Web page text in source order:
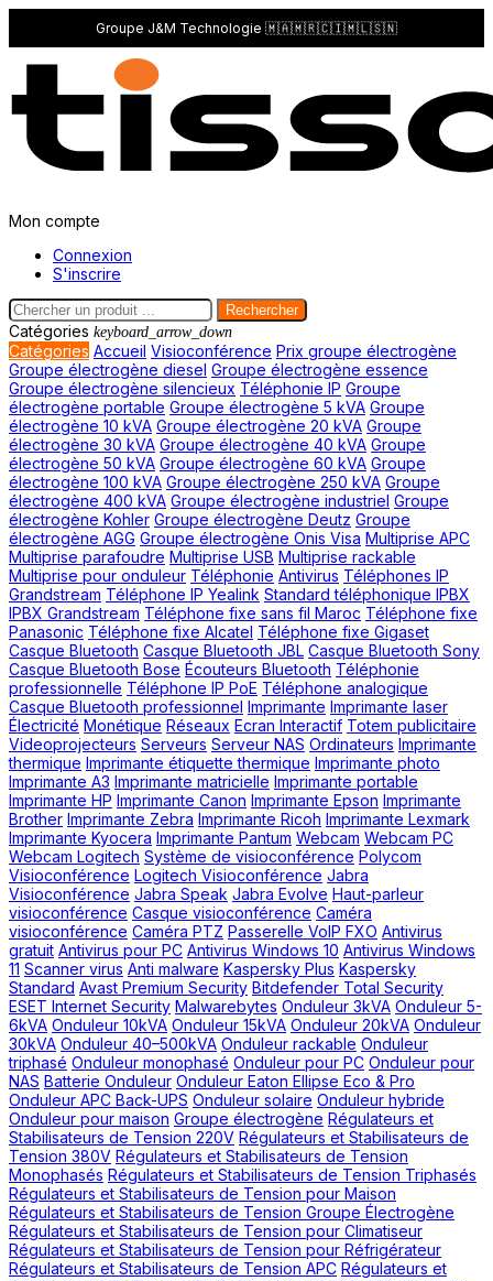
Groupe J&M Technologie 🇲🇦🇲🇷🇨🇮🇲🇱🇸🇳
Mon compte
Connexion
S'inscrire
Rechercher
Catégories keyboard_arrow_down
Catégories Accueil Visioconférence Prix groupe électrogène
Groupe électrogène diesel Groupe électrogène essence
Groupe électrogène silencieux Téléphonie IP Groupe
électrogène portable Groupe électrogène 5 kVA Groupe
électrogène 10 kVA Groupe électrogène 20 kVA Groupe
électrogène 30 kVA Groupe électrogène 40 kVA Groupe
électrogène 50 kVA Groupe électrogène 60 kVA Groupe
électrogène 100 kVA Groupe électrogène 250 kVA Groupe
électrogène 400 kVA Groupe électrogène industriel Groupe
électrogène Kohler Groupe électrogène Deutz Groupe
électrogène AGG Groupe électrogène Onis Visa Multiprise APC
Multiprise parafoudre Multiprise USB Multiprise rackable
Multiprise pour onduleur Téléphonie Antivirus Téléphones IP
Grandstream Téléphone IP Yealink Standard téléphonique IPBX
IPBX Grandstream Téléphone fixe sans fil Maroc Téléphone fixe
Panasonic Téléphone fixe Alcatel Téléphone fixe Gigaset
Casque Bluetooth Casque Bluetooth JBL Casque Bluetooth Sony
Casque Bluetooth Bose Écouteurs Bluetooth Téléphonie
professionnelle Téléphone IP PoE Téléphone analogique
Casque Bluetooth professionnel Imprimante Imprimante laser
Électricité Monétique Réseaux Ecran Interactif Totem publicitaire
Videoprojecteurs Serveurs Serveur NAS Ordinateurs Imprimante
thermique Imprimante étiquette thermique Imprimante photo
Imprimante A3 Imprimante matricielle Imprimante portable
Imprimante HP Imprimante Canon Imprimante Epson Imprimante
Brother Imprimante Zebra Imprimante Ricoh Imprimante Lexmark
Imprimante Kyocera Imprimante Pantum Webcam Webcam PC
Webcam Logitech Système de visioconférence Polycom
Visioconférence Logitech Visioconférence Jabra
Visioconférence Jabra Speak Jabra Evolve Haut-parleur
visioconférence Casque visioconférence Caméra
visioconférence Caméra PTZ Passerelle VoIP FXO Antivirus
gratuit Antivirus pour PC Antivirus Windows 10 Antivirus Windows
11 Scanner virus Anti malware Kaspersky Plus Kaspersky
Standard Avast Premium Security Bitdefender Total Security
ESET Internet Security Malwarebytes Onduleur 3kVA Onduleur 5-
6kVA Onduleur 10kVA Onduleur 15kVA Onduleur 20kVA Onduleur
30kVA Onduleur 40–500kVA Onduleur rackable Onduleur
triphasé Onduleur monophasé Onduleur pour PC Onduleur pour
NAS Batterie Onduleur Onduleur Eaton Ellipse Eco & Pro
Onduleur APC Back-UPS Onduleur solaire Onduleur hybride
Onduleur pour maison Groupe électrogène Régulateurs et
Stabilisateurs de Tension 220V Régulateurs et Stabilisateurs de
Tension 380V Régulateurs et Stabilisateurs de Tension
Monophasés Régulateurs et Stabilisateurs de Tension Triphasés
Régulateurs et Stabilisateurs de Tension pour Maison
Régulateurs et Stabilisateurs de Tension Groupe Électrogène
Régulateurs et Stabilisateurs de Tension pour Climatiseur
Régulateurs et Stabilisateurs de Tension pour Réfrigérateur
Régulateurs et Stabilisateurs de Tension APC Régulateurs et